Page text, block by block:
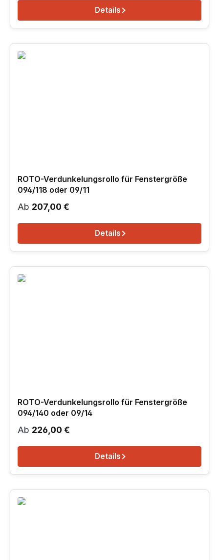
Details
ROTO-Verdunkelungsrollo für Fenstergröße
094/118 oder 09/11
Regulärer Preis:
Ab 207,00 €
Details
ROTO-Verdunkelungsrollo für Fenstergröße
094/140 oder 09/14
Regulärer Preis:
Ab 226,00 €
Details